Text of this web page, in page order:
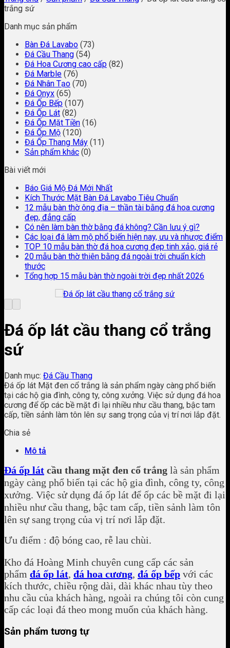
trắng sứ
Danh mục sản phẩm
Bàn Đá Lavabo (73)
Đá Cầu Thang (54)
Đá Hoa Cương cao cấp (82)
Đá Marble (76)
Đá Nhân Tạo (70)
Đá Onyx (65)
Đá Ốp Bếp (107)
Đá Ốp Lát (82)
Đá Ốp Mặt Tiền (16)
Đá Ốp Mộ (120)
Đá Ốp Thang Máy (11)
Sản phẩm khác (0)
Bài viết mới
Báo Giá Mộ Đá Mới Nhất
Kích Thước Mặt Bàn Đá Lavabo Tiêu Chuẩn
12 mẫu bàn thờ ông địa – thần tài bằng đá hoa cương
đẹp, đẳng cấp
Có nên làm bàn thờ bằng đá không? Cần lưu ý gì?
Các loại đá làm mộ phổ biến hiện nay, ưu và nhược điểm
TOP 10 mẫu bàn thờ đá hoa cương đẹp tinh xảo, giá rẻ
20 mẫu bàn thờ thiên bằng đá ngoài trời chuẩn kích
thước
Tổng hợp 15 mẫu bàn thờ ngoài trời đẹp nhất 2026
Đá ốp lát cầu thang cổ trắng
sứ
Danh mục: Đá Cầu Thang
Đá ốp lát Mặt đen cổ trắng là sản phẩm ngày càng phổ biến
tại các hộ gia đình, công ty, công xưởng. Việc sử dụng đá hoa
cương để ốp các bề mặt đi lại nhiều như cầu thang, bậc tam
cấp, tiền sảnh làm tôn lên sự sang trọng của vị trí nơi lắp đặt.
Chia sẻ
Mô tả
Đá ốp lát cầu thang mặt đen cổ trắng là sản phẩm
ngày càng phổ biến tại các hộ gia đình, công ty, công
xưởng. Việc sử dụng đá ốp lát để ốp các bề mặt đi lại
nhiều như cầu thang, bậc tam cấp, tiền sảnh làm tôn
lên sự sang trọng của vị trí nơi lắp đặt.
Ưu điểm : độ bóng cao, rễ lau chùi.
Kho đá Hoàng Minh chuyên cung cấp các sản
phẩm đá ốp lát, đá hoa cương, đá ốp bếp với các
kích thước, chiều rộng dài, dài khác nhau tùy theo
nhu cầu của khách hàng, ngoài ra chúng tôi còn cung
cấp các loại đá theo mong muốn của khách hàng.
Sản phẩm tương tự